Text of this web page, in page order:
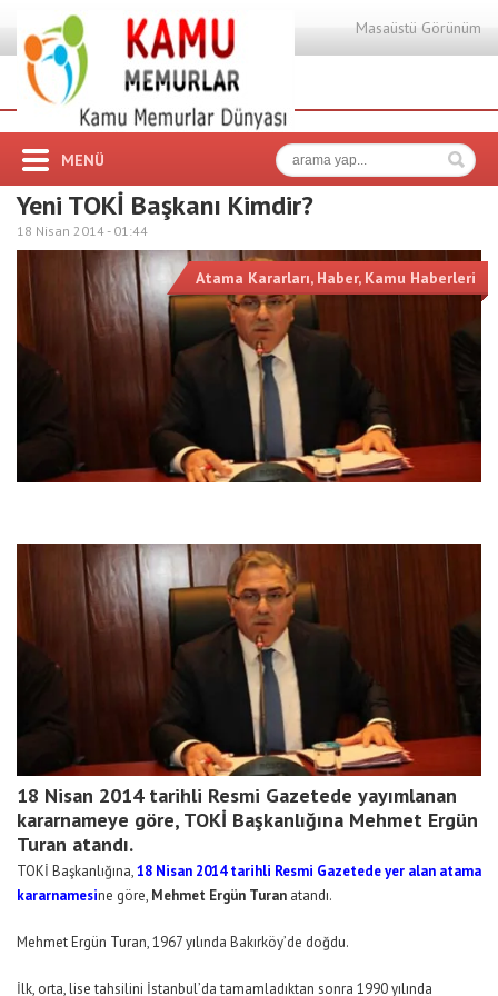
Masaüstü Görünüm
MENÜ
Yeni TOKİ Başkanı Kimdir?
18 Nisan 2014 - 01:44
Atama Kararları, Haber, Kamu Haberleri
18 Nisan 2014 tarihli Resmi Gazetede yayımlanan
kararnameye göre, TOKİ Başkanlığına Mehmet Ergün
Turan atandı.
TOKİ Başkanlığına,18 Nisan 2014 tarihli Resmi Gazetede yer alan atama
kararnamesine göre, Mehmet Ergün Turan atandı.
Mehmet Ergün Turan, 1967 yılında Bakırköy’de doğdu.
İlk, orta, lise tahsilini İstanbul’da tamamladıktan sonra 1990 yılında